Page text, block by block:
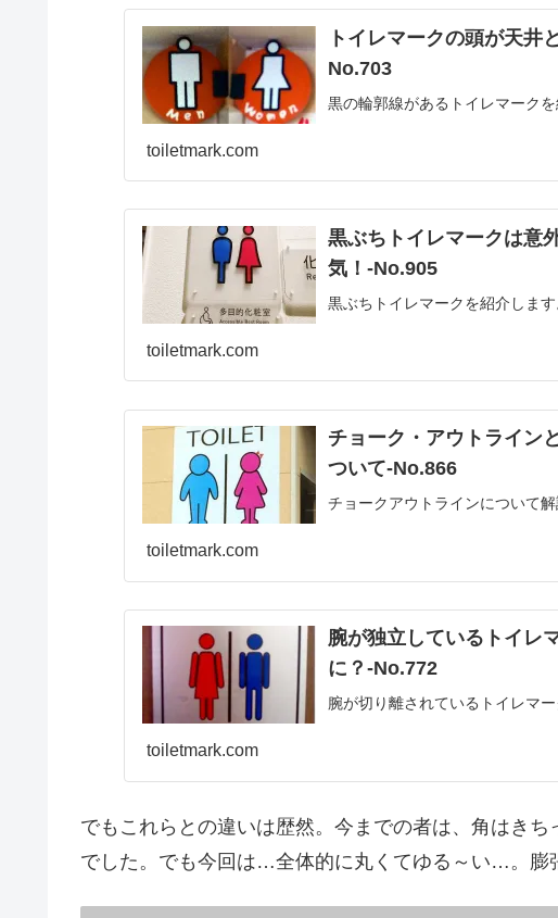
トイレマークの頭が天井
No.703
黒の輪郭線があるトイレマーク
toiletmark.com
黒ぶちトイレマークは意
気！‐No.905
黒ぶちトイレマークを紹介します
toiletmark.com
チョーク・アウトライン
ついて‐No.866
チョークアウトラインについて
toiletmark.com
腕が独立しているトイレ
に？‐No.772
腕が切り離されているトイレマー
toiletmark.com
でもこれらとの違いは歴然。今までの者は、角はき
でした。でも今回は…全体的に丸くてゆる～い…。膨